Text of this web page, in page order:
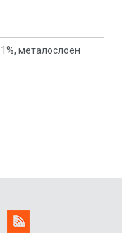
металослоен